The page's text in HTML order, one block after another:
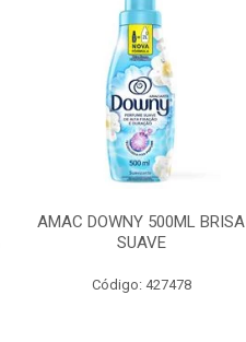
AMAC DOWNY 500ML BRISA
SUAVE
Código: 427478